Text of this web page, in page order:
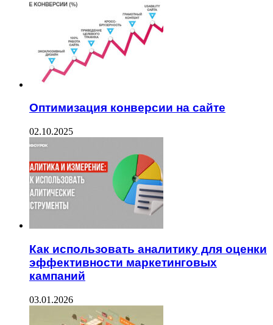
Оптимизация конверсии на сайте
02.10.2025
Как использовать аналитику для оценки
эффективности маркетинговых
кампаний
03.01.2026